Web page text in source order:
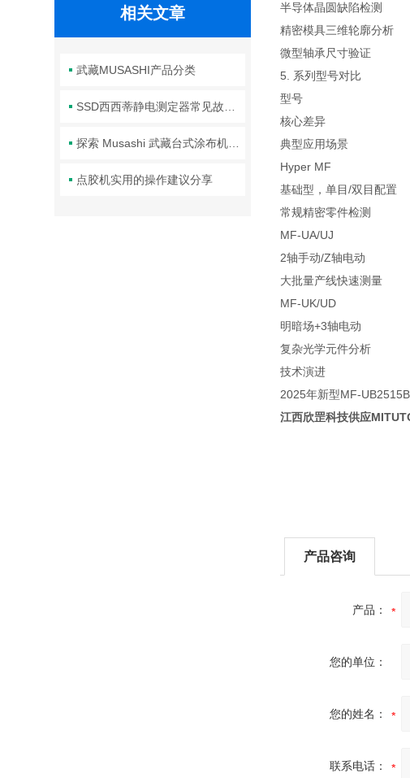
相关文章
武藏MUSASHI产品分类
点胶机实用的操作建议分享
半导体晶圆缺陷检测
精密模具三维轮廓分析
微型轴承尺寸验证
5. 系列型号对比
型号
核心差异
典型应用场景
Hyper MF
基础型，单目/双目配置
常规精密零件检测
MF-UA/UJ
2轴手动/Z轴电动
大批量产线快速测量
MF-UK/UD
明暗场+3轴电动
复杂光学元件分析
技术演进
2025年新型MF-
江西欣罡科技供应
产品咨询
产品：
您的单位：
您的姓名：
联系电话：